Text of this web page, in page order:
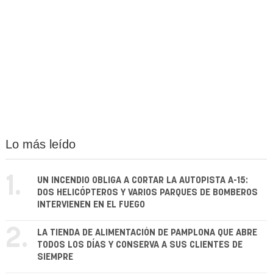
Lo más leído
1.
UN INCENDIO OBLIGA A CORTAR LA AUTOPISTA A-15:
DOS HELICÓPTEROS Y VARIOS PARQUES DE BOMBEROS
INTERVIENEN EN EL FUEGO
2.
LA TIENDA DE ALIMENTACIÓN DE PAMPLONA QUE ABRE
TODOS LOS DÍAS Y CONSERVA A SUS CLIENTES DE
SIEMPRE